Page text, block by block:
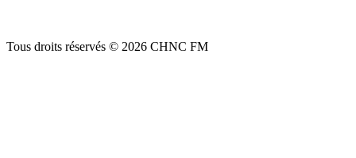
Tous droits réservés © 2026 CHNC FM